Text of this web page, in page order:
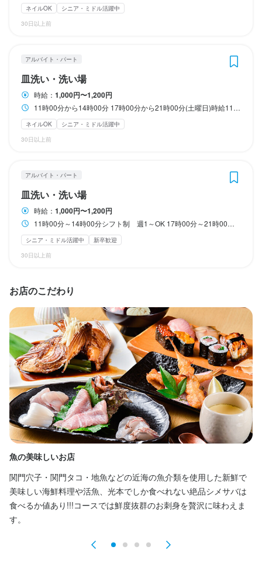
ネイルOK
シニア・ミドル活躍中
30日以上前
アルバイト・パート
皿洗い・洗い場
時給： 1,000円〜1,200円
11時00分から14時00分 17時00分から21時00分(土曜日)時給1100円から
ネイルOK
シニア・ミドル活躍中
30日以上前
アルバイト・パート
皿洗い・洗い場
時給： 1,000円〜1,200円
11時00分～14時00分シフト制 週1～OK 17時00分～21時00分シフト制 週3～OK
シニア・ミドル活躍中
新卒歓迎
30日以上前
お店のこだわり
魚の美味しいお店
関門穴子・関門タコ・地魚などの近海の魚介類を使用した新鮮で
美味しい海鮮料理や活魚、光本でしか食べれない絶品シメサバは
食べるか値あり!!!コースでは鮮度抜群のお刺身を贅沢に味わえま
す。
仕事内容
分からないことは何でも聞いて下さい
身に付くスキル
魚の知識
店名
寿し処光本
勤務地
福岡県北九州市門司区港町9-2
093-321-8377
法人名・事業者名
寿し処光本
最終更新日2026/01/28
仕事内容
簡単な皿洗い配膳などして頂いてます
店名
寿し処光本
福岡県北九州市門司区港町9-2
093-321-8377
法人名・事業者名
寿し処光本
最終更新日2026/03/06
この仕事のおすすめポイント
家族経営でアットホームな職場です
お気軽に申し込み下さい
身に付くスキル
寿司技術 魚の知識
勤務地
福岡県北九州市門司区港町9-2
連絡先
093-321-8377
法人名・事業者名
寿し処光本
最終更新日2025/10/02
仕事内容
簡単な業務です
家庭的でアットホームな職場です
お気軽にご連絡下さい
寿し処光本
勤務地
福岡県北九州市門司区港町9-2
法人名・事業者名
寿し処光本
最終更新日2025/06/15